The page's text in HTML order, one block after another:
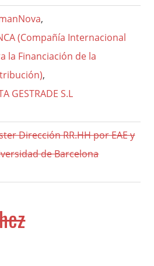
,
(Compañía Internacional
la Financiación de la
,
GESTRADE S.L
Dirección RR.HH por EAE y
de Barcelona